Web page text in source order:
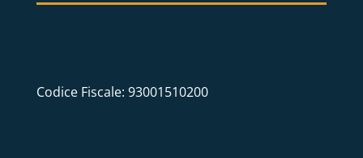
Codice Fiscale: 93001510200